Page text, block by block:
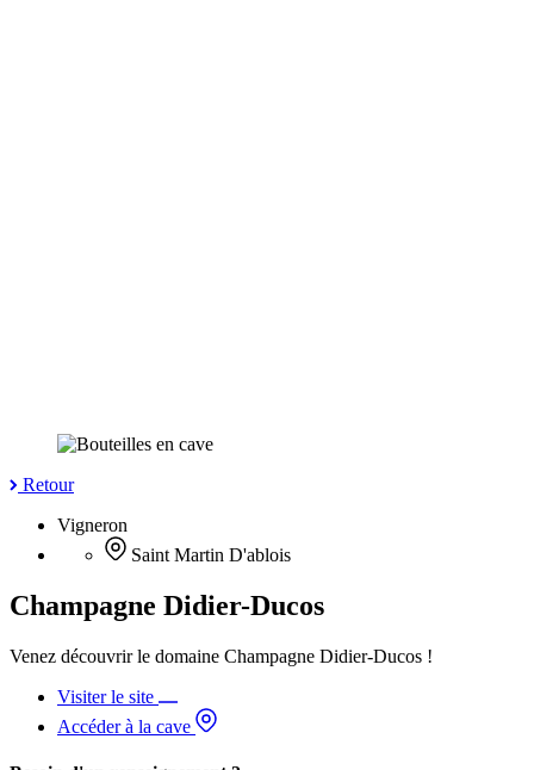
Retour
Vigneron
Saint Martin D'ablois
Champagne Didier-Ducos
Venez découvrir le domaine Champagne Didier-Ducos !
Visiter le site
Accéder à la cave